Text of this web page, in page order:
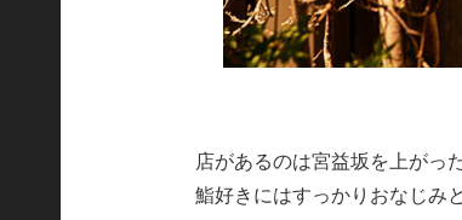
店があるのは宮益坂を上がっ
鮨好きにはすっかりおなじみ